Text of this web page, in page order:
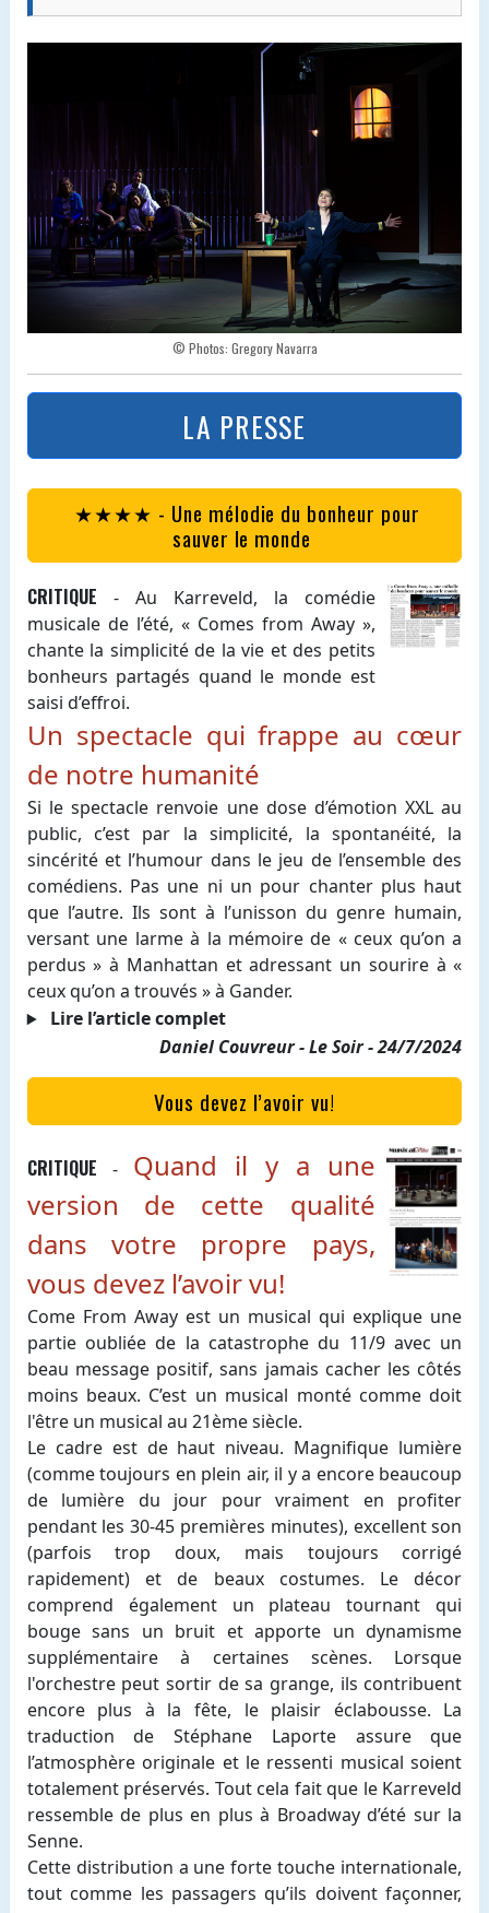
© Photos: Gregory Navarra
LA PRESSE
★★★★ - Une mélodie du bonheur pour
sauver le monde
CRITIQUE - Au Karreveld, la comédie
musicale de l’été, « Comes from Away »,
chante la simplicité de la vie et des petits
bonheurs partagés quand le monde est
saisi d’effroi.
Un spectacle qui frappe au cœur
de notre humanité
Si le spectacle renvoie une dose d’émotion XXL au
public, c’est par la simplicité, la spontanéité, la
sincérité et l’humour dans le jeu de l’ensemble des
comédiens. Pas une ni un pour chanter plus haut
que l’autre. Ils sont à l’unisson du genre humain,
versant une larme à la mémoire de « ceux qu’on a
perdus » à Manhattan et adressant un sourire à «
ceux qu’on a trouvés » à Gander.
Lire l’article complet
Daniel Couvreur - Le Soir - 24/7/2024
Vous devez l’avoir vu!
CRITIQUE - Quand il y a une
version de cette qualité
dans votre propre pays,
vous devez l’avoir vu!
Come From Away est un musical qui explique une
partie oubliée de la catastrophe du 11/9 avec un
beau message positif, sans jamais cacher les côtés
moins beaux. C’est un musical monté comme doit
l'être un musical au 21ème siècle.
Le cadre est de haut niveau. Magnifique lumière
(comme toujours en plein air, il y a encore beaucoup
de lumière du jour pour vraiment en profiter
pendant les 30-45 premières minutes), excellent son
(parfois trop doux, mais toujours corrigé
rapidement) et de beaux costumes. Le décor
comprend également un plateau tournant qui
bouge sans un bruit et apporte un dynamisme
supplémentaire à certaines scènes. Lorsque
l'orchestre peut sortir de sa grange, ils contribuent
encore plus à la fête, le plaisir éclabousse. La
traduction de Stéphane Laporte assure que
l’atmosphère originale et le ressenti musical soient
totalement préservés. Tout cela fait que le Karreveld
ressemble de plus en plus à Broadway d’été sur la
Senne.
Cette distribution a une forte touche internationale,
tout comme les passagers qu’ils doivent façonner,